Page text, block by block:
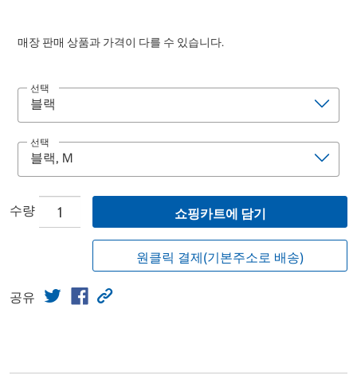
매장 판매 상품과 가격이 다를 수 있습니다.
선택
선택
수량 쇼핑카트에 담기
원클릭 결제(기본주소로 배송)
공유